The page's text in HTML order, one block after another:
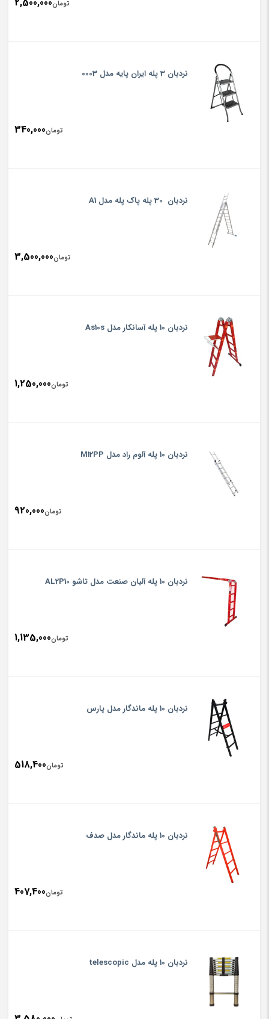
تومان
نردبان 3 پله ایران پایه مدل 0003
تومان340,000
نردبان 30 پله پاک پله مدل A1
تومان3,500,000
نردبان 10 پله آسانکار مدل As10s
تومان1,250,000
نردبان 10 پله آلوم راد مدل M12PP
تومان920,000
نردبان 10 پله آلیان صنعت مدل تاشو AL2P10
تومان1,135,000
نردبان 10 پله ماندگار مدل پارس
تومان518,400
نردبان 10 پله ماندگار مدل صدف
تومان407,400
نردبان 10 پله مدل telescopic